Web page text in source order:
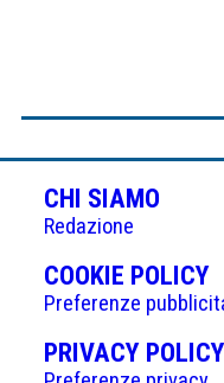
CHI SIAMO
Redazione
COOKIE POLICY
Preferenze
PRIVACY POLICY